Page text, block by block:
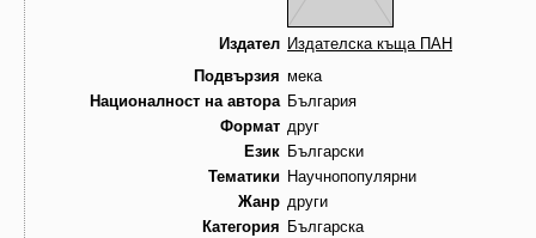
Издател Издателска къща ПАН
Подвързия мека
Националност на автора България
Формат друг
Език Български
Тематики Научнопопулярни
Жанр други
Категория Българска